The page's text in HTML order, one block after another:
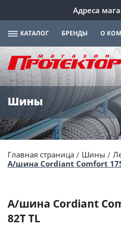
Адреса
КАТАЛОГ БРЕНДЫ О
Шины
Главная страница Шины
А/шина Cordiant Comfort
А/шина Cordiant
82T TL